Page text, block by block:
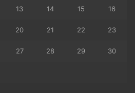
13 14 15 16
20 21 22 23
27 28 29 30